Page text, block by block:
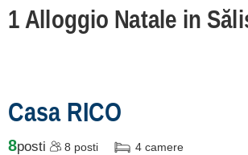
1 Alloggio Natale in
Casa RICO
8posti 8 posti 4 camere
de cazare
login